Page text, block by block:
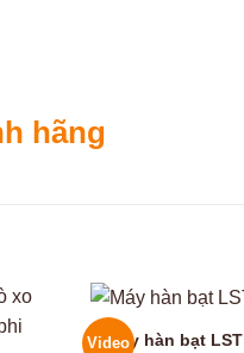
hãng
Video
Máy hàn bạt